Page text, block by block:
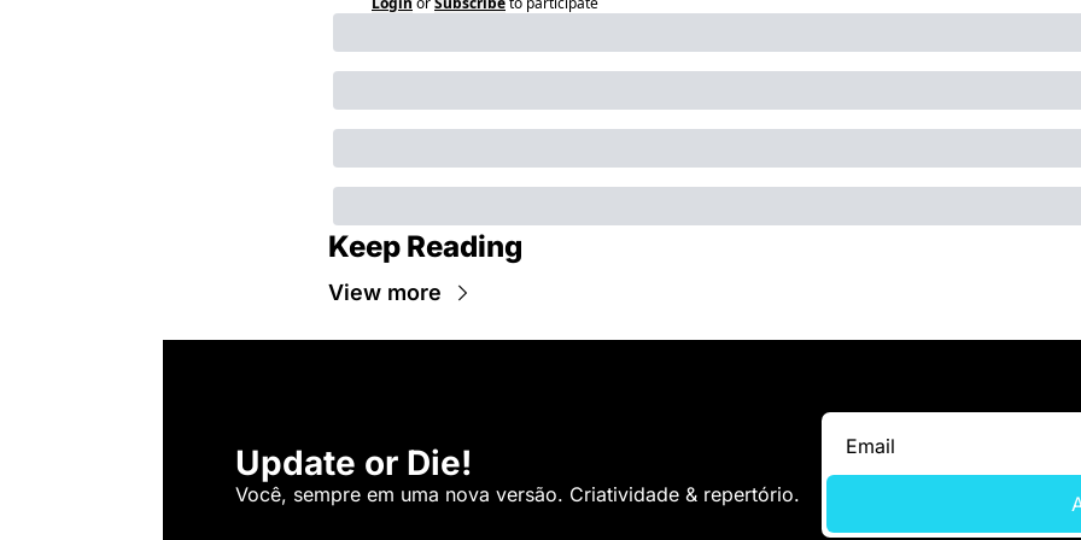
Keep Reading
View more
Update or Die!
Você, sempre em uma nova versão. Criatividade & repertório.